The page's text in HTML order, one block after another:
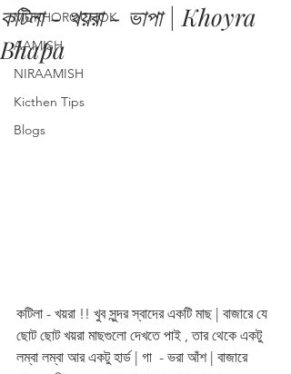
MUKHOROCHOK
AAMISH
NIRAAMISH
Kicthen Tips
Blogs
কটিলা - খয়রা - ভাপা | Khoyra
Bhapa
কটিলা - খয়রা !! খুব সুন্দর স্বাদের একটি মাছ | বাজারে যে
ছোট ছোট খয়রা মাছগুলো দেখতে পাই , তার থেকে একটু
লম্বা লম্বা আর একটু হার্ড | গা  - ভরা আঁশ | বাজারে